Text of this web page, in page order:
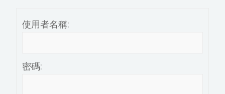
使用者名稱:
密碼: